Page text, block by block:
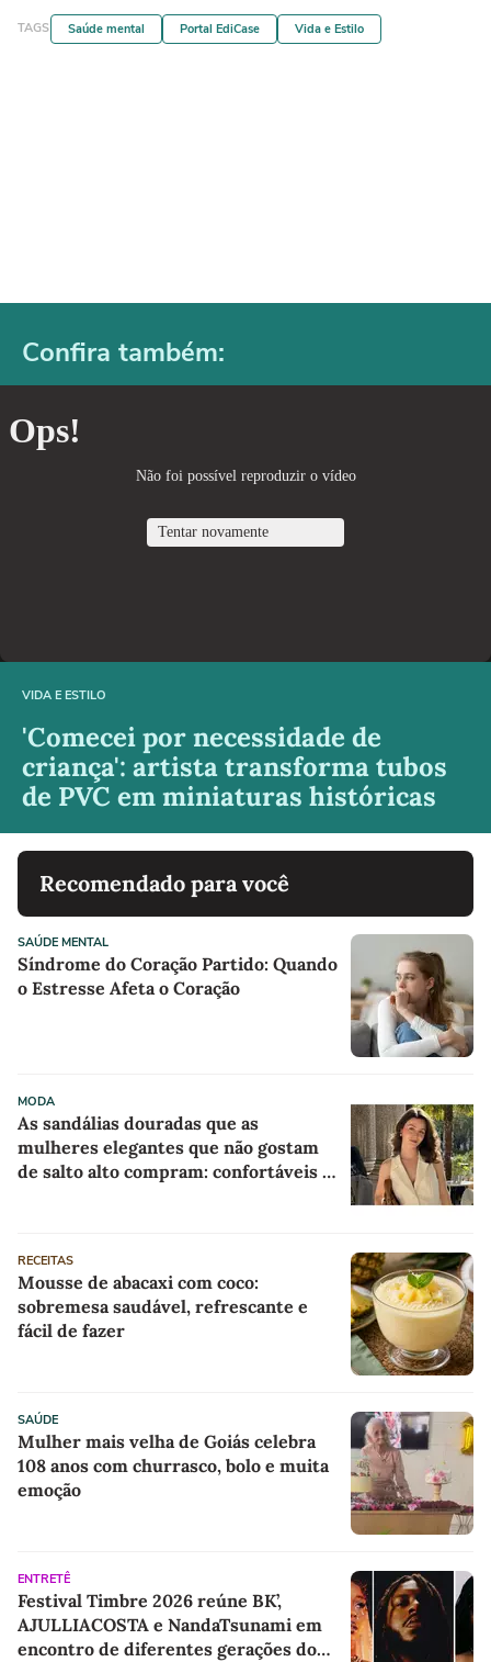
TAGS Saúde mental Portal EdiCase Vida e Estilo
Confira também:
VIDA E ESTILO
'Comecei por necessidade de
criança': artista transforma tubos
de PVC em miniaturas históricas
Recomendado para você
SAÚDE MENTAL
Síndrome do Coração Partido: Quando
o Estresse Afeta o Coração
MODA
As sandálias douradas que as
mulheres elegantes que não gostam
de salto alto compram: confortáveis e
RECEITAS
Mousse de abacaxi com coco:
sobremesa saudável, refrescante e
fácil de fazer
SAÚDE
Mulher mais velha de Goiás celebra
108 anos com churrasco, bolo e muita
emoção
ENTRETÊ
Festival Timbre 2026 reúne BK’,
AJULLIACOSTA e NandaTsunami em
encontro de diferentes gerações do